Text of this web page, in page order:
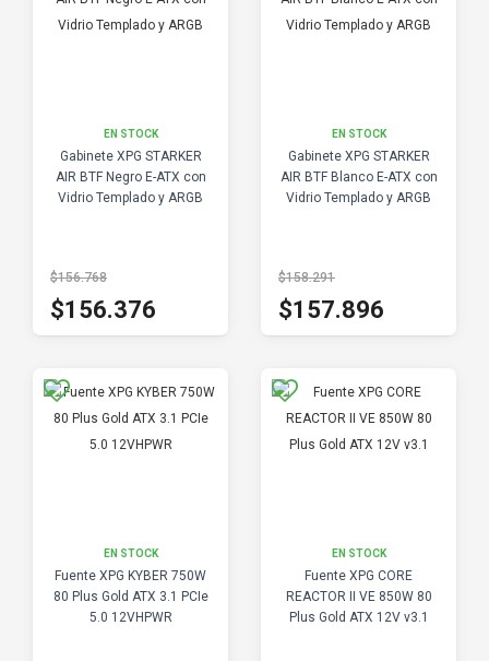
EN STOCK
Gabinete XPG STARKER
AIR BTF Negro E-ATX con
Vidrio Templado y ARGB
$156.768
$156.376
EN STOCK
Gabinete XPG STARKER
AIR BTF Blanco E-ATX con
Vidrio Templado y ARGB
$158.291
$157.896
EN STOCK
Fuente XPG KYBER 750W
80 Plus Gold ATX 3.1 PCIe
5.0 12VHPWR
EN STOCK
Fuente XPG CORE
REACTOR II VE 850W 80
Plus Gold ATX 12V v3.1